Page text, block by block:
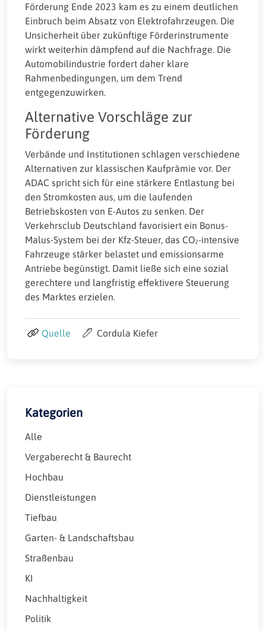
Förderung Ende 2023 kam es zu einem deutlichen
Einbruch beim Absatz von Elektrofahrzeugen. Die
Unsicherheit über zukünftige Förderinstrumente
wirkt weiterhin dämpfend auf die Nachfrage. Die
Automobilindustrie fordert daher klare
Rahmenbedingungen, um dem Trend
entgegenzuwirken.
Alternative Vorschläge zur
Förderung
Verbände und Institutionen schlagen verschiedene
Alternativen zur klassischen Kaufprämie vor. Der
ADAC spricht sich für eine stärkere Entlastung bei
den Stromkosten aus, um die laufenden
Betriebskosten von E-Autos zu senken. Der
Verkehrsclub Deutschland favorisiert ein Bonus-
Malus-System bei der Kfz-Steuer, das CO₂-intensive
Fahrzeuge stärker belastet und emissionsarme
Antriebe begünstigt. Damit ließe sich eine sozial
gerechtere und langfristig effektivere Steuerung
des Marktes erzielen.
Quelle Cordula Kiefer
Kategorien
Alle
Vergaberecht & Baurecht
Hochbau
Dienstleistungen
Tiefbau
Garten- & Landschaftsbau
Straßenbau
KI
Nachhaltigkeit
Politik